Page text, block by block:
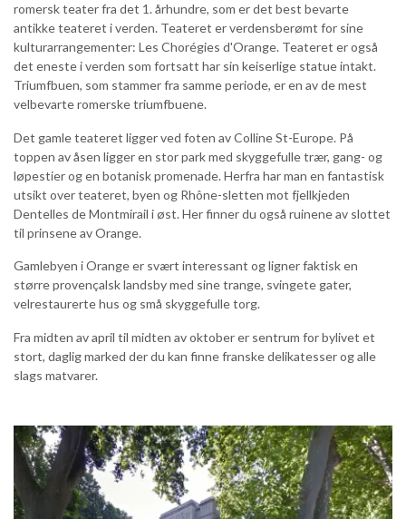
romersk teater fra det 1. århundre, som er det best bevarte
antikke teateret i verden. Teateret er verdensberømt for sine
kulturarrangementer: Les Chorégies d'Orange. Teateret er også
det eneste i verden som fortsatt har sin keiserlige statue intakt.
Triumfbuen, som stammer fra samme periode, er en av de mest
velbevarte romerske triumfbuene.
Det gamle teateret ligger ved foten av Colline St-Europe. På
toppen av åsen ligger en stor park med skyggefulle trær, gang- og
løpestier og en botanisk promenade. Herfra har man en fantastisk
utsikt over teateret, byen og Rhône-sletten mot fjellkjeden
Dentelles de Montmirail i øst. Her finner du også ruinene av slottet
til prinsene av Orange.
Gamlebyen i Orange er svært interessant og ligner faktisk en
større provençalsk landsby med sine trange, svingete gater,
velrestaurerte hus og små skyggefulle torg.
Fra midten av april til midten av oktober er sentrum for bylivet et
stort, daglig marked der du kan finne franske delikatesser og alle
slags matvarer.